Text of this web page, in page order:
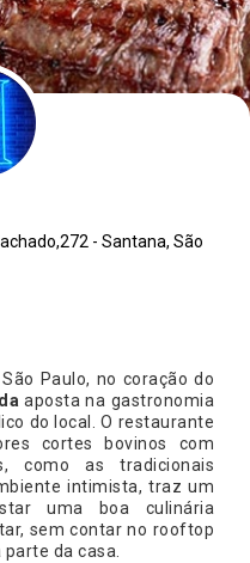
- Santana, São
Paulo, no coração do
aposta na gastronomia
do local. O restaurante
cortes bovinos com
como as tradicionais
intimista, traz um
uma boa culinária
sem contar no rooftop
da casa.